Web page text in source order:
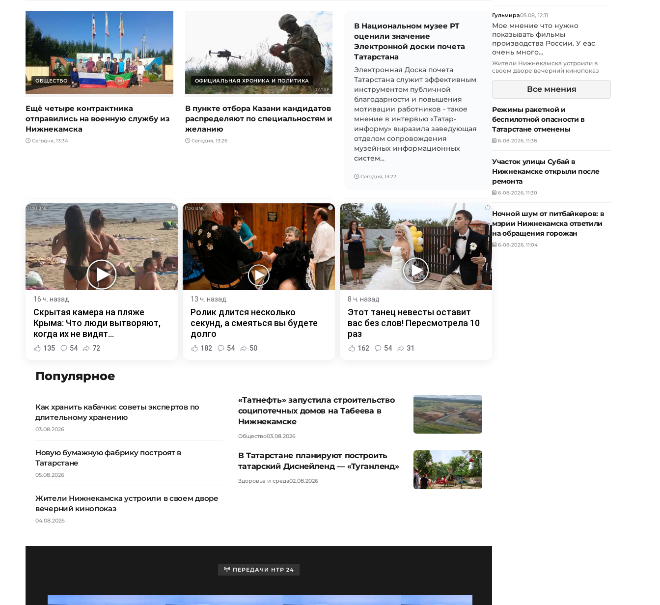
ОБЩЕСТВО
Ещё четыре контрактника
отправились на военную службу из
Нижнекамска
Сегодня, 13:34
ОФИЦИАЛЬНАЯ ХРОНИКА И ПОЛИТИКА
В пункте отбора Казани кандидатов
распределяют по специальностям и
желанию
Сегодня, 13:26
В Национальном музее РТ
оценили значение
Электронной доски почета
Татарстана
Электронная Доска почета
Татарстана служит эффективным
инструментом публичной
благодарности и повышения
мотивации работников - такое
мнение в интервью «Татар-
информу» выразила заведующая
отделом сопровождения
музейных информационных
систем...
Сегодня, 13:22
i
16 ч. назад
Скрытая камера на пляже
Крыма: Что люди вытворяют,
когда их не видят...
135 54 72
i
13 ч. назад
Ролик длится несколько
секунд, а смеяться вы будете
долго
182 54 50
i
8 ч. назад
Этот танец невесты оставит
вас без слов! Пересмотрела 10
раз
162 54 31
Популярное
Как хранить кабачки: советы экспертов по
длительному хранению
03.08.2026
Новую бумажную фабрику построят в
Татарстане
05.08.2026
Жители Нижнекамска устроили в своем дворе
вечерний кинопоказ
04.08.2026
«Татнефть» запустила строительство
соципотечных домов на Табеева в
Нижнекамске
Общество03.08.2026
В Татарстане планируют построить
татарский Диснейленд — «Туганленд»
Здоровье и среда02.08.2026
ПЕРЕДАЧИ НТР 24
Гульмира05.08, 12:11
Мое мнение что нужно
показывать фильмы
производства России. У еас
очень много...
Жители Нижнекамска устроили в
своем дворе вечерний кинопоказ
Все мнения
Режимы ракетной и
беспилотной опасности в
Татарстане отменены
6-08-2026, 11:38
Участок улицы Субай в
Нижнекамске открыли после
ремонта
6-08-2026, 11:30
Ночной шум от питбайкеров: в
мэрии Нижнекамска ответили
на обращения горожан
6-08-2026, 11:04